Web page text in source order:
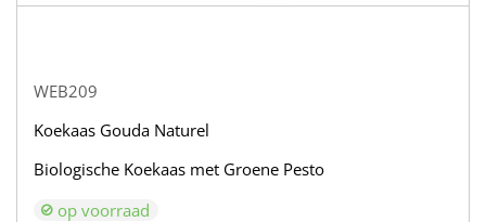
WEB209
Koekaas Gouda Naturel
Biologische Koekaas met Groene Pesto
op voorraad